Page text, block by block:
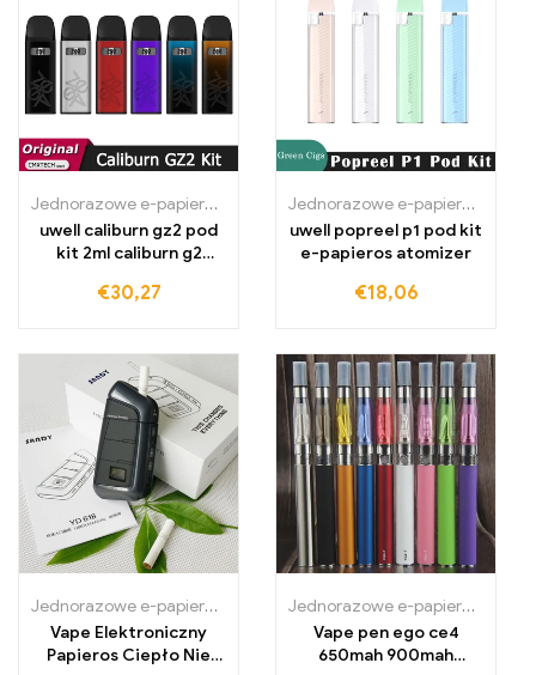
Jednorazowe e-papierosy Polska
Jednorazowe e-papierosy
uwell caliburn gz2 pod
kit 2ml caliburn g2
€30,27
Jednorazowe e-papierosy Polska
uwell popreel p1 pod kit
e-papieros atomizer
€18,06
Jednorazowe e-papierosy Polska
Jednorazowe e-papierosy
Vape Elektroniczny
Papieros Ciepło Nie
Jednorazowe e-papierosy Polska
Vape pen ego ce4
650mah 900mah